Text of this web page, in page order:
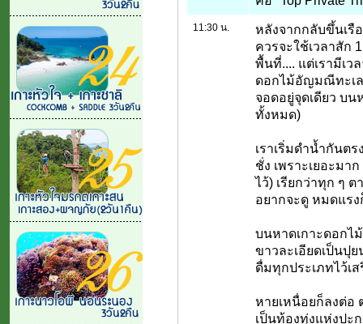
11:30 น.
หลังจากกลับขึ้นเรื
ควรจะใช้เวลาสัก
พื้นที่.... แต่เรามีเว
ดอกไม้อัญมณีทะเล
จอดอยู่จุดเดียว บน
ทั้งหมด)
เราเริ่มดำน้ำกันต
ชั่ง เพราะเยอะมา
ไว้) เรียกว่าทุก ๆ
อยากจะดู หมดแร
บนหาดเกาะดอก
ขาวละเอียดเป็นปุ
ดื่มทุกประเภทไว้เ
หายเหนื่อยก็ลงต่อ
เป็นท้องทุ่งแห่งปะ